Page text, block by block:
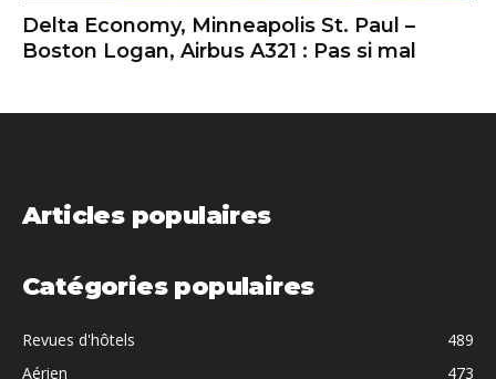
Delta Economy, Minneapolis St. Paul –
Boston Logan, Airbus A321 : Pas si mal
Articles populaires
Catégories populaires
Revues d'hôtels
489
Aérien
473